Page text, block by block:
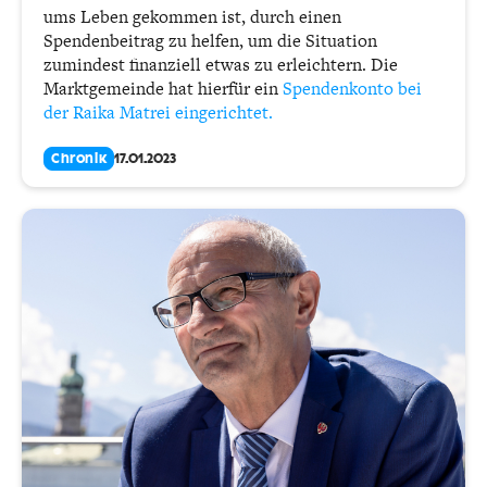
ums Leben gekommen ist, durch einen
Spendenbeitrag zu helfen, um die Situation
zumindest finanziell etwas zu erleichtern. Die
Marktgemeinde hat hierfür einSpendenkonto bei
der Raika Matrei eingerichtet.
Chronik 17.01.2023